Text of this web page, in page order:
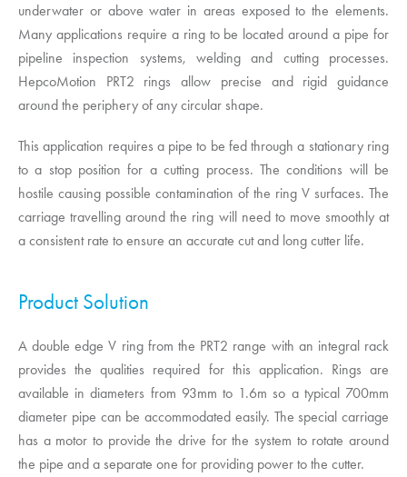
underwater or above water in areas exposed to the elements.
Many applications require a ring to be located around a pipe for
pipeline inspection systems, welding and cutting processes.
HepcoMotion PRT2 rings allow precise and rigid guidance
around the periphery of any circular shape.
This application requires a pipe to be fed through a stationary ring
to a stop position for a cutting process. The conditions will be
hostile causing possible contamination of the ring V surfaces. The
carriage travelling around the ring will need to move smoothly at
a consistent rate to ensure an accurate cut and long cutter life.
Product Solution
A double edge V ring from the PRT2 range with an integral rack
provides the qualities required for this application. Rings are
available in diameters from 93mm to 1.6m so a typical 700mm
diameter pipe can be accommodated easily. The special carriage
has a motor to provide the drive for the system to rotate around
the pipe and a separate one for providing power to the cutter.